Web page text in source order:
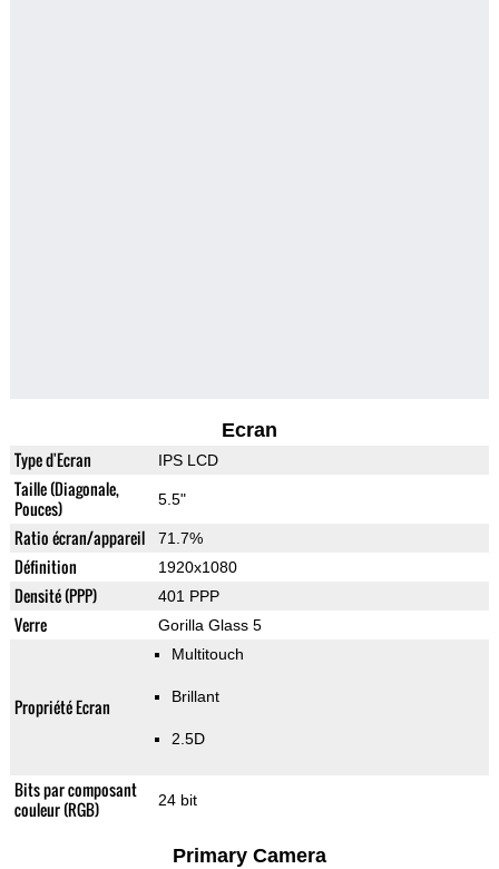
Ecran
Type d'Ecran IPS LCD
Taille (Diagonale,
Pouces)
5.5"
Ratio écran/appareil 71.7%
Définition 1920x1080
Densité (PPP) 401 PPP
Verre Gorilla Glass 5
Propriété Ecran
Multitouch
Brillant
2.5D
Bits par composant
couleur (RGB)
24 bit
Primary Camera